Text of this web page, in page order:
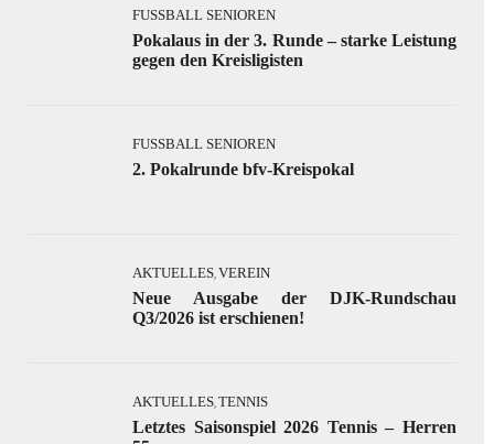
FUSSBALL SENIOREN
Pokalaus in der 3. Runde – starke Leistung
gegen den Kreisligisten
FUSSBALL SENIOREN
2. Pokalrunde bfv-Kreispokal
AKTUELLES, VEREIN
Neue Ausgabe der DJK-Rundschau
Q3/2026 ist erschienen!
AKTUELLES, TENNIS
Letztes Saisonspiel 2026 Tennis – Herren